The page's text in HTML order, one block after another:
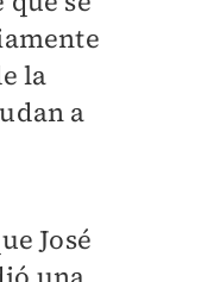
la
a
José